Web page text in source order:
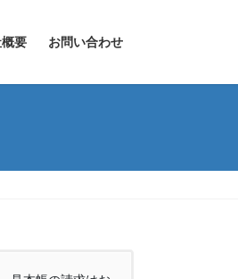
要 お問い合わせ